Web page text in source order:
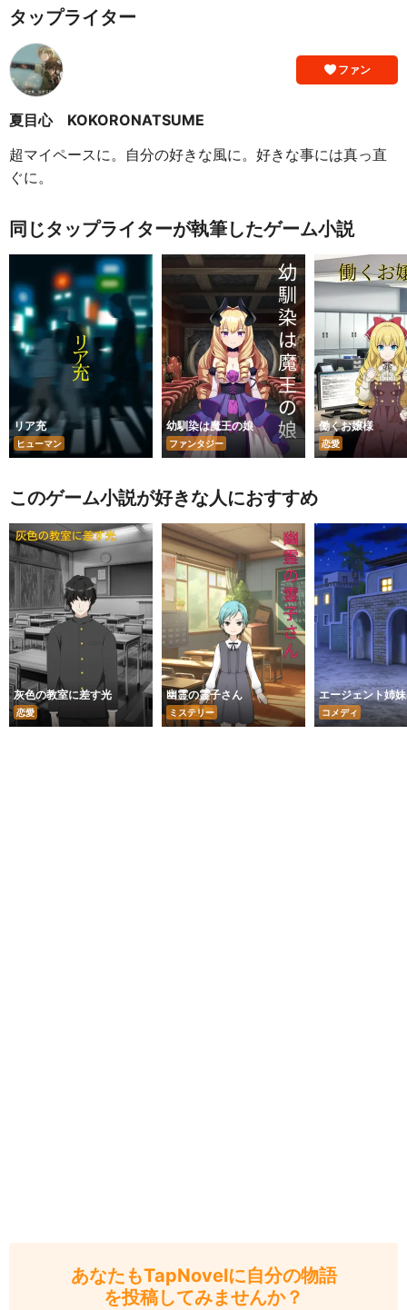
タップライター
ファン
夏目心 KOKORONATSUME
超マイペースに。自分の好きな風に。好きな事には真っ直
ぐに。
同じタップライターが執筆したゲーム小説
リア充
ヒューマン
幼馴染は魔王の娘
ファンタジー
働くお嬢様
恋愛
このゲーム小説が好きな人におすすめ
灰色の教室に差す光
恋愛
幽霊の霊子さん
ミステリー
エージェント姉
コメディ
あなたもTapNovelに自分の物語
を投稿してみませんか？